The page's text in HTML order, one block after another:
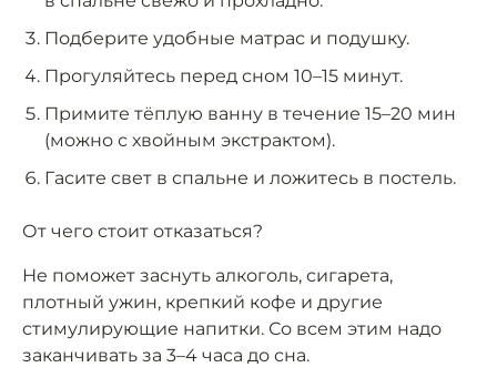
Подберите удобные матрас и подушку.
Прогуляйтесь перед сном 10–15 минут.
Примите тёплую ванну в течение 15–20 мин
(можно с хвойным экстрактом).
Гасите свет в спальне и ложитесь в постель.
От чего стоит отказаться?
Не поможет заснуть алкоголь, сигарета,
плотный ужин, крепкий кофе и другие
стимулирующие напитки. Со всем этим надо
заканчивать за 3–4 часа до сна.